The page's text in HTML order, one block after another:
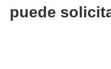
puede